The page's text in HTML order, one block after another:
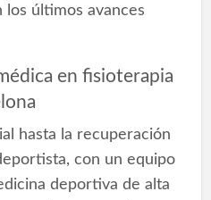
últimos avances
en fisioterapia
hasta la recuperación
con un equipo
deportiva de alta